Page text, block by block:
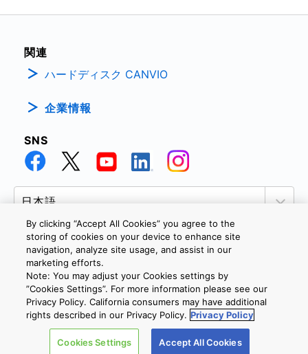
関連
ハードディスク CANVIO
企業情報
SNS
個人情報保護方針
お問い合わせ
Copyright © 2026 TOSHIBA ELECTRONIC DEVICES & STORAGE
CORPORATION, All Rights Reserved.
By clicking “Accept All Cookies” you agree to the
storing of cookies on your device to enhance site
navigation, analyze site usage, and assist in our
marketing efforts.
Note: You may adjust your Cookies settings by
”Cookies Settings”. For more information please see our
Privacy Policy. California consumers may have additional
rights described in our Privacy Policy. Privacy Policy
Cookies Settings Accept All Cookies